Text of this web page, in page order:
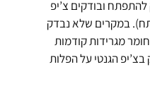
ובודקים צ’יפ
במקרים שלא נבדק
מגרידות קודמות
הגנטי על הפלות